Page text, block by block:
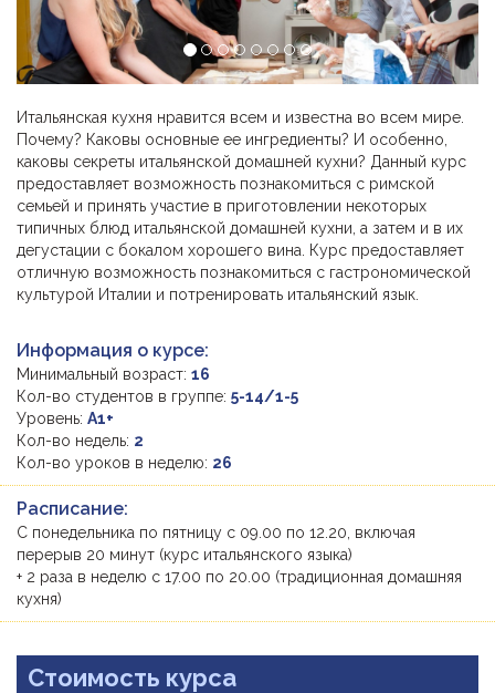
Итальянская кухня нравится всем и известна во всем мире.
Почему? Каковы основные ее ингредиенты? И особенно,
каковы секреты итальянской домашней кухни? Данный курс
предоставляет возможность познакомиться с римской
семьей и принять участие в приготовлении некоторых
типичных блюд итальянской домашней кухни, а затем и в их
дегустации с бокалом хорошего вина. Курс предоставляет
отличную возможность познакомиться с гастрономической
культурой Италии и потренировать итальянский язык.
Информация о курсе:
Минимальный возраст: 16
Кол-во студентов в группе: 5-14/1-5
Уровень: A1+
Кол-во недель: 2
Кол-во уроков в неделю: 26
Расписание:
С понедельника по пятницу с 09.00 по 12.20, включая
перерыв 20 минут (курс итальянского языка)
+ 2 раза в неделю с 17.00 по 20.00 (традиционная домашняя
кухня)
Стоимость курса